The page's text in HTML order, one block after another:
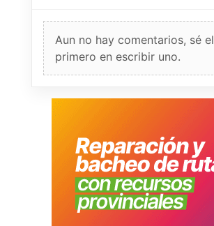
Aun no hay comentarios, sé el
primero en escribir uno.